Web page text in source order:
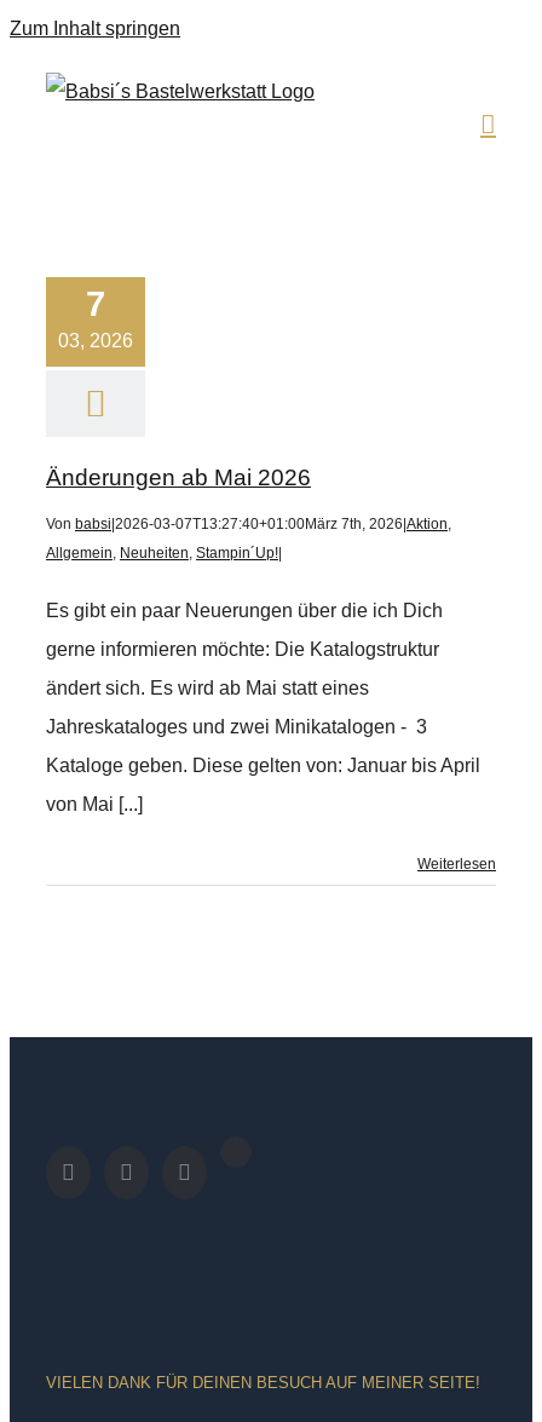
Zum Inhalt springen
7
03, 2026
Änderungen ab Mai 2026
Von babsi 2026-03-07T13:27:40+01:00März 7th, 2026 Aktion,
Allgemein, Neuheiten, Stampin´Up!
Es gibt ein paar Neuerungen über die ich Dich
gerne informieren möchte: Die Katalogstruktur
ändert sich. Es wird ab Mai statt eines
Jahreskataloges und zwei Minikatalogen - 3
Kataloge geben. Diese gelten von: Januar bis April
von Mai [...]
Weiterlesen
VIELEN DANK FÜR DEINEN BESUCH AUF MEINER SEITE!